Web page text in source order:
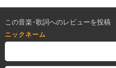
この音楽･歌詞へのレビューを投稿
ニックネーム